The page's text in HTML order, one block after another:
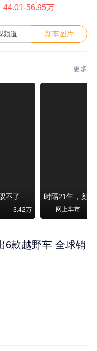
44.01-56.95万
频道 新车图片
更多
谁说女生驾驭不了大SUV？看我开问界M6驰骋坝上草原！
3.42万 网上车市
6款越野车 全球销